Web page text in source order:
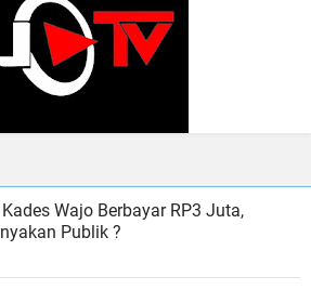
Wajo Berbayar RP3 Juta,
Publik ?